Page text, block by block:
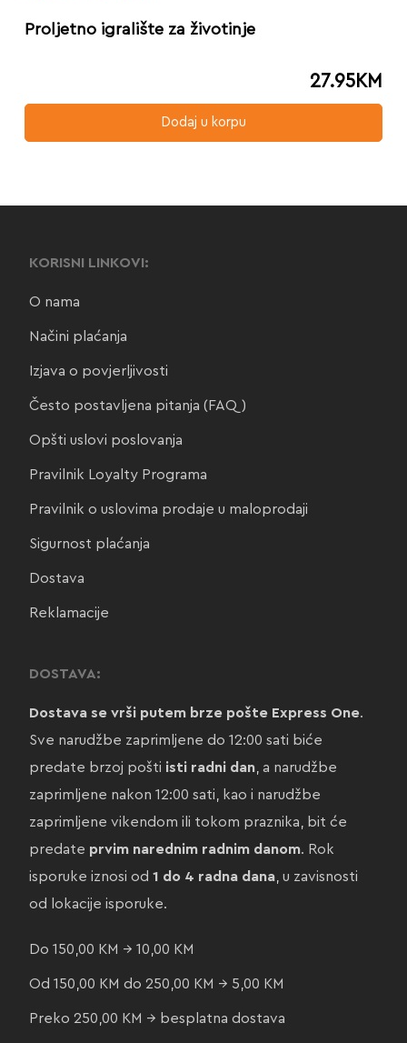
Proljetno igralište za životinje
27.95KM
Dodaj u korpu
KORISNI LINKOVI:
O nama
Načini plaćanja
Izjava o povjerljivosti
Često postavljena pitanja (FAQ)
Opšti uslovi poslovanja
Pravilnik Loyalty Programa
Pravilnik o uslovima prodaje u maloprodaji
Sigurnost plaćanja
Dostava
Reklamacije
DOSTAVA:
Dostava se vrši putem brze pošte Express One.
Sve narudžbe zaprimljene do 12:00 sati biće
predate brzoj pošti isti radni dan, a narudžbe
zaprimljene nakon 12:00 sati, kao i narudžbe
zaprimljene vikendom ili tokom praznika, bit će
predate prvim narednim radnim danom. Rok
isporuke iznosi od 1 do 4 radna dana, u zavisnosti
od lokacije isporuke.
Do 150,00 KM → 10,00 KM
Od 150,00 KM do 250,00 KM → 5,00 KM
Preko 250,00 KM → besplatna dostava